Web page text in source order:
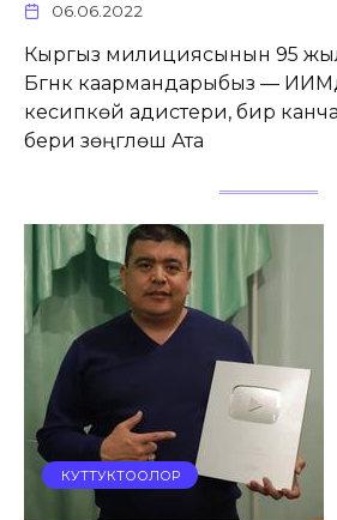
06.06.2022
Кыргыз милициясынын 95
Бүгүнкү каармандарыбыз —
кесипкөй адистери, бир
бери үзөңгүлөш Ата
КУТТУКТООЛОР